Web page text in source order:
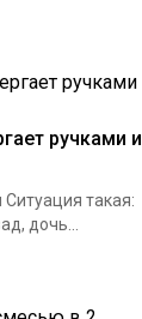
ручками и
такая:
дочь...